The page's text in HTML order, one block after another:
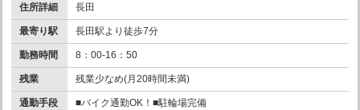
住所詳細 長田
最寄り駅 長田駅より徒歩7分
勤務時間 8：00-16：50
残業 残業少なめ(月20時間未満)
通勤手段
■バイク通勤OK！■駐輪場完備